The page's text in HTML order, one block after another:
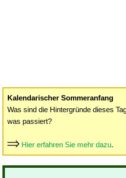
Kalendarischer Sommeranfang
Was sind die Hintergründe dieses
was passiert?
Hier erfahren Sie mehr dazu.